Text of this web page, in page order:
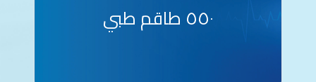
٥٥٠ طاقم طبي